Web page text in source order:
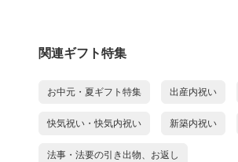
関連ギフト特集
お中元・夏ギフト特集 出産内祝い
快気祝い・快気内祝い 新築内祝い
法事・法要の引き出物、お返し